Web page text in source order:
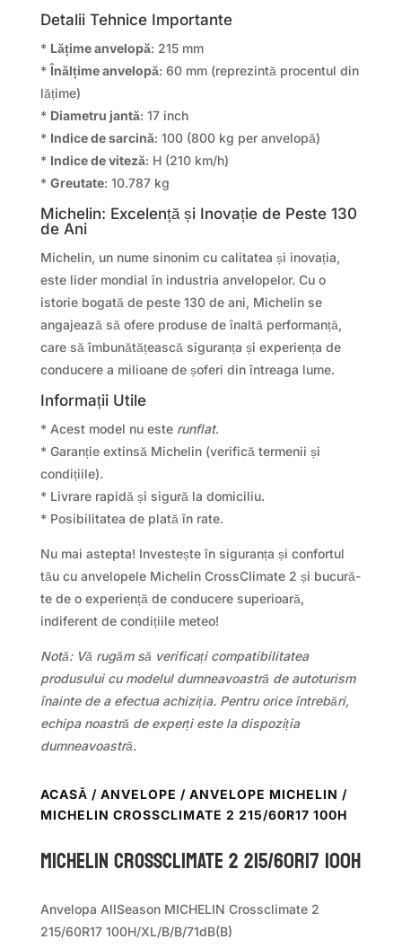
Detalii Tehnice Importante
* Lățime anvelopă: 215 mm
*Înălțime anvelopă: 60 mm (reprezintă procentul din
lățime)
* Diametru jantă: 17 inch
* Indice de sarcină: 100 (800 kg per anvelopă)
* Indice de viteză: H (210 km/h)
* Greutate: 10.787 kg
Michelin: Excelență și Inovație de Peste 130
de Ani
Michelin, un nume sinonim cu calitatea și inovația,
este lider mondial în industria anvelopelor. Cu o
istorie bogată de peste 130 de ani, Michelin se
angajează să ofere produse de înaltă performanță,
care să îmbunătățească siguranța și experiența de
conducere a milioane de șoferi din întreaga lume.
Informații Utile
* Acest model nu este runflat.
* Garanție extinsă Michelin (verifică termenii și
condițiile).
* Livrare rapidă și sigură la domiciliu.
* Posibilitatea de plată în rate.
Nu mai astepta! Investește în siguranța și confortul
tău cu anvelopele Michelin CrossClimate 2 și bucură-
te de o experiență de conducere superioară,
indiferent de condițiile meteo!
Notă: Vă rugăm să verificați compatibilitatea
produsului cu modelul dumneavoastră de autoturism
înainte de a efectua achiziția. Pentru orice întrebări,
echipa noastră de experți este la dispoziția
dumneavoastră.
ACASĂ / ANVELOPE / ANVELOPE MICHELIN /
MICHELIN CROSSCLIMATE 2 215/60R17 100H
Michelin CROSSCLIMATE 2 215/60R17 100H
Anvelopa AllSeason MICHELIN Crossclimate 2
215/60R17 100H/XL/B/B/71dB(B)